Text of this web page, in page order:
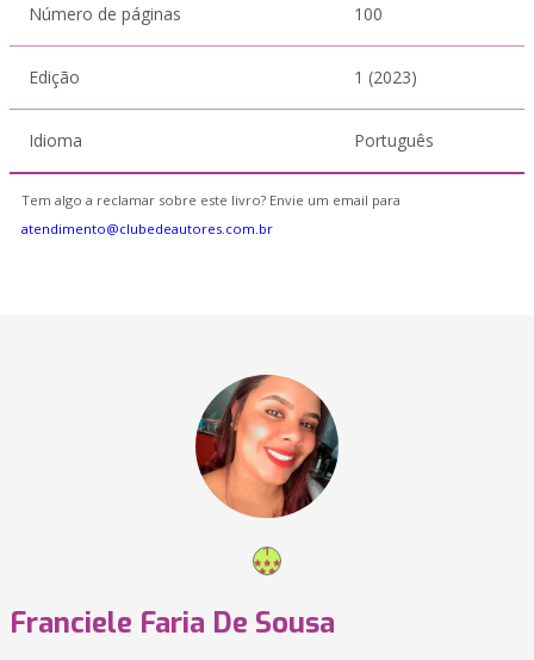
Número de páginas 100
Edição 1 (2023)
Idioma Português
Tem algo a reclamar sobre este livro? Envie um email para
atendimento@clubedeautores.com.br
Franciele Faria De Sousa